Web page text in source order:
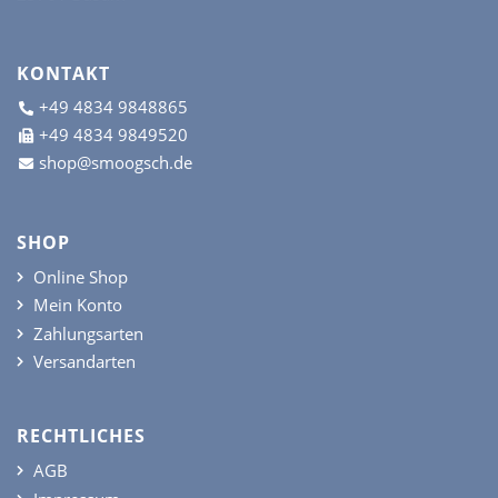
KONTAKT
+49 4834 9848865
+49 4834 9849520
shop@smoogsch.de
SHOP
Online Shop
Mein Konto
Zahlungsarten
Versandarten
RECHTLICHES
AGB